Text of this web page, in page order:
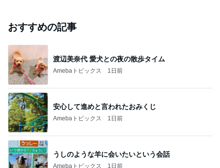
おすすめの記事
渡辺美奈代 愛犬との夜の散歩タイム
Amebaトピックス 1日前
安心して進めと言われたおみくじ
Amebaトピックス 1日前
うしのような羊に会いたいという会話
Amebaトピックス 1日前